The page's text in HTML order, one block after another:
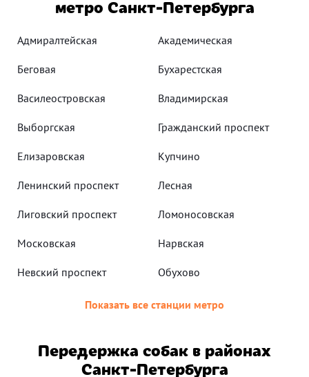
метро Санкт-Петербурга
Адмиралтейская Академическая
Беговая Бухарестская
Василеостровская Владимирская
Выборгская Гражданский проспект
Елизаровская Купчино
Ленинский проспект Лесная
Лиговский проспект Ломоносовская
Московская Нарвская
Невский проспект Обухово
Показать все станции метро
Передержка собак в районах
Санкт-Петербурга